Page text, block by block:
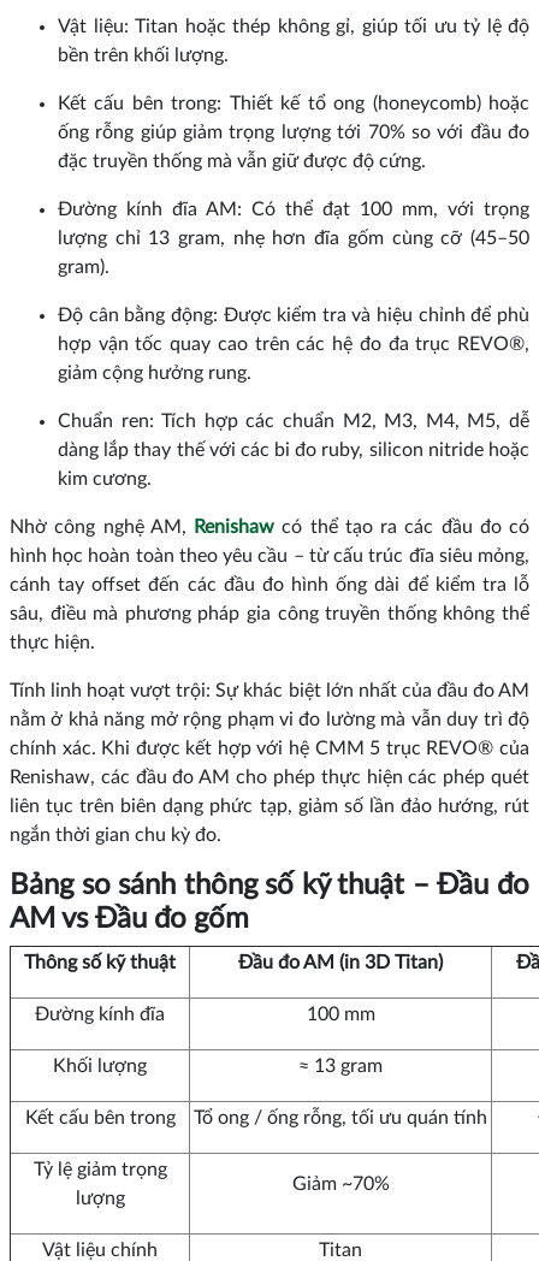
Vật liệu: Titan hoặc thép không gỉ, giúp tối ưu tỷ lệ độ
bền trên khối lượng.
Kết cấu bên trong: Thiết kế tổ ong (honeycomb) hoặc
ống rỗng giúp giảm trọng lượng tới 70% so với đầu đo
đặc truyền thống mà vẫn giữ được độ cứng.
Đường kính đĩa AM: Có thể đạt 100 mm, với trọng
lượng chỉ 13 gram, nhẹ hơn đĩa gốm cùng cỡ (45–50
gram).
Độ cân bằng động: Được kiểm tra và hiệu chỉnh để phù
hợp vận tốc quay cao trên các hệ đo đa trục REVO®,
giảm cộng hưởng rung.
Chuẩn ren: Tích hợp các chuẩn M2, M3, M4, M5, dễ
dàng lắp thay thế với các bi đo ruby, silicon nitride hoặc
kim cương.
Nhờ công nghệ AM, Renishaw có thể tạo ra các đầu đo có
hình học hoàn toàn theo yêu cầu – từ cấu trúc đĩa siêu mỏng,
cánh tay offset đến các đầu đo hình ống dài để kiểm tra lỗ
sâu, điều mà phương pháp gia công truyền thống không thể
thực hiện.
Tính linh hoạt vượt trội: Sự khác biệt lớn nhất của đầu đo AM
nằm ở khả năng mở rộng phạm vi đo lường mà vẫn duy trì độ
chính xác. Khi được kết hợp với hệ CMM 5 trục REVO® của
Renishaw, các đầu đo AM cho phép thực hiện các phép quét
liên tục trên biên dạng phức tạp, giảm số lần đảo hướng, rút
ngắn thời gian chu kỳ đo.
Bảng so sánh thông số kỹ thuật – Đầu đo
AM vs Đầu đo gốm
Thông số kỹ thuật Đầu đo AM (in 3D Titan)
Đường kính đĩa 100 mm
Khối lượng ≈ 13 gram
Kết cấu bên trong Tổ ong / ống rỗng, tối ưu quán tính
Tỷ lệ giảm trọng
lượng
Giảm ~70%
Vật liệu chính Titan